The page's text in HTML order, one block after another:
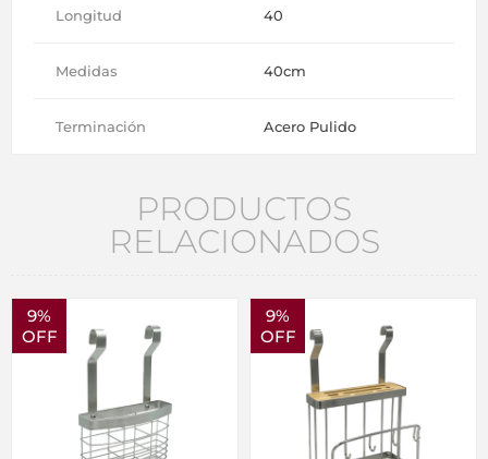
Longitud 40
Medidas 40cm
Terminación Acero Pulido
PRODUCTOS
RELACIONADOS
9%
OFF
9%
OFF